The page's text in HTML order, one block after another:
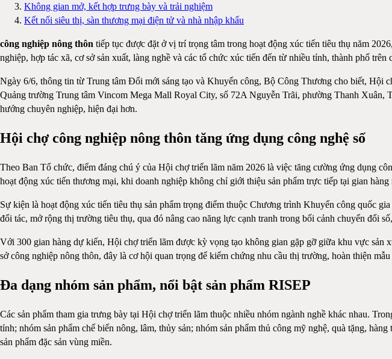
Không gian mở, kết hợp trưng bày và trải nghiệm
Kết nối siêu thị, sàn thương mại điện tử và nhà nhập khẩu
công nghiệp nông thôn tiếp tục được đặt ở vị trí trọng tâm trong hoạt động xúc tiến tiêu thụ năm
nghiệp, hợp tác xã, cơ sở sản xuất, làng nghề và các tổ chức xúc tiến đến từ nhiều tỉnh, thành phố trên
Ngày 6/6, thông tin từ Trung tâm Đổi mới sáng tạo và Khuyến công, Bộ Công Thương cho biết, Hội
Quảng trường Trung tâm Vincom Mega Mall Royal City, số 72A Nguyễn Trãi, phường Thanh
hướng chuyên nghiệp, hiện đại hơn.
Hội chợ công nghiệp nông thôn tăng ứng dụng công nghệ số
Theo Ban Tổ chức, điểm đáng chú ý của Hội chợ triển lãm năm 2026 là việc tăng cường ứng dụng
hoạt động xúc tiến thương mại, khi doanh nghiệp không chỉ giới thiệu sản phẩm trực tiếp tại gian
Sự kiện là hoạt động xúc tiến tiêu thụ sản phẩm trọng điểm thuộc Chương trình Khuyến công quốc
đối tác, mở rộng thị trường tiêu thụ, qua đó nâng cao năng lực cạnh tranh trong bối cảnh chuyển đổi
Với 300 gian hàng dự kiến, Hội chợ triển lãm được kỳ vọng tạo không gian gặp gỡ giữa khu vực
sở công nghiệp nông thôn, đây là cơ hội quan trọng để kiểm chứng nhu cầu thị trường, hoàn thiện
Đa dạng nhóm sản phẩm, nổi bật sản phẩm RISEP
Các sản phẩm tham gia trưng bày tại Hội chợ triển lãm thuộc nhiều nhóm ngành nghề khác nhau.
tỉnh; nhóm sản phẩm chế biến nông, lâm, thủy sản; nhóm sản phẩm thủ công mỹ nghệ, quà tặng,
sản phẩm đặc sản vùng miền.